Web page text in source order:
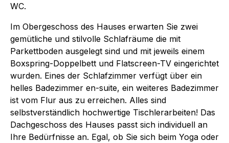
WC.
Im Obergeschoss des Hauses erwarten Sie zwei
gemütliche und stilvolle Schlafräume die mit
Parkettboden ausgelegt sind und mit jeweils einem
Boxspring-Doppelbett und Flatscreen-TV eingerichtet
wurden. Eines der Schlafzimmer verfügt über ein
helles Badezimmer en-suite, ein weiteres Badezimmer
ist vom Flur aus zu erreichen. Alles sind
selbstverständlich hochwertige Tischlerarbeiten! Das
Dachgeschoss des Hauses passt sich individuell an
Ihre Bedürfnisse an. Egal, ob Sie sich beim Yoga oder